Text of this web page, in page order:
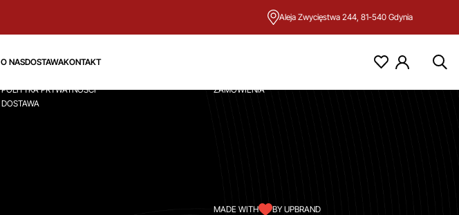
Aleja Zwycięstwa 244, 81-540 Gdynia
O NASDOSTAWAKONTAKT
REGULAMIN
POLITYKA PRYWATNOŚCI
DOSTAWA
ZAMÓWIENIA
MADE WITH BY UPBRAND